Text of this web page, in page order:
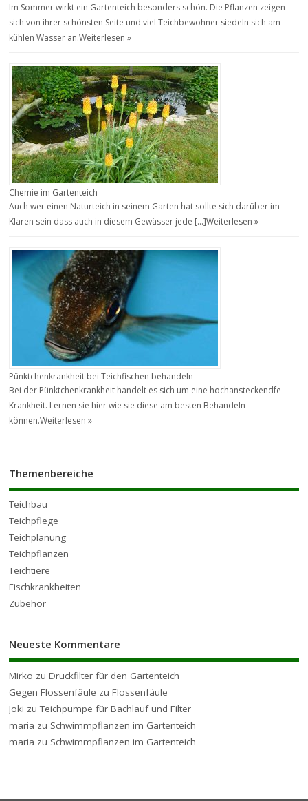
Im Sommer wirkt ein Gartenteich besonders schön. Die Pflanzen zeigen
sich von ihrer schönsten Seite und viel Teichbewohner siedeln sich am
kühlen Wasser an.Weiterlesen »
Chemie im Gartenteich
Auch wer einen Naturteich in seinem Garten hat sollte sich darüber im
Klaren sein dass auch in diesem Gewässer jede […]Weiterlesen »
Pünktchenkrankheit bei Teichfischen behandeln
Bei der Pünktchenkrankheit handelt es sich um eine hochansteckendfe
Krankheit. Lernen sie hier wie sie diese am besten Behandeln
können.Weiterlesen »
Themenbereiche
Teichbau
Teichpflege
Teichplanung
Teichpflanzen
Teichtiere
Fischkrankheiten
Zubehör
Neueste Kommentare
Mirko zuDruckfilter für den Gartenteich
Gegen Flossenfäule zuFlossenfäule
Joki zuTeichpumpe für Bachlauf und Filter
maria zu Schwimmpflanzen im Gartenteich
maria zu Schwimmpflanzen im Gartenteich